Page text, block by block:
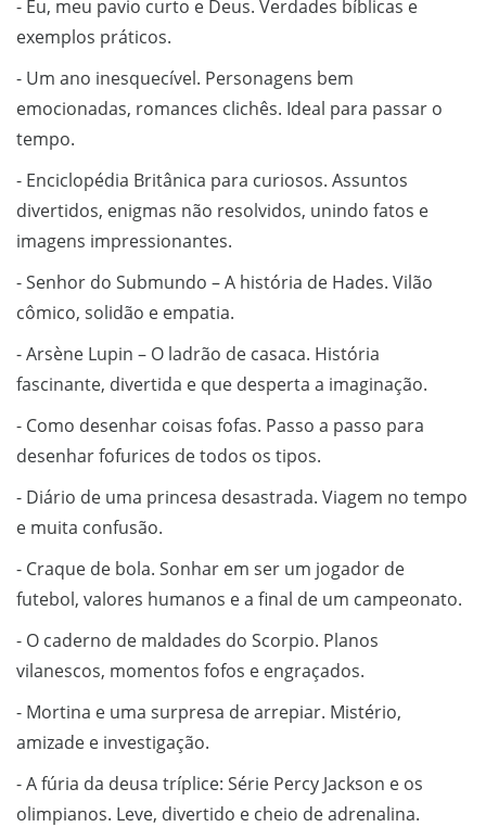
- Eu, meu pavio curto e Deus. Verdades bíblicas e
exemplos práticos.
- Um ano inesquecível. Personagens bem
emocionadas, romances clichês. Ideal para passar o
tempo.
- Enciclopédia Britânica para curiosos. Assuntos
divertidos, enigmas não resolvidos, unindo fatos e
imagens impressionantes.
- Senhor do Submundo – A história de Hades. Vilão
cômico, solidão e empatia.
- Arsène Lupin – O ladrão de casaca. História
fascinante, divertida e que desperta a imaginação.
- Como desenhar coisas fofas. Passo a passo para
desenhar fofurices de todos os tipos.
- Diário de uma princesa desastrada. Viagem no tempo
e muita confusão.
- Craque de bola. Sonhar em ser um jogador de
futebol, valores humanos e a final de um campeonato.
- O caderno de maldades do Scorpio. Planos
vilanescos, momentos fofos e engraçados.
- Mortina e uma surpresa de arrepiar. Mistério,
amizade e investigação.
- A fúria da deusa tríplice: Série Percy Jackson e os
olimpianos. Leve, divertido e cheio de adrenalina.